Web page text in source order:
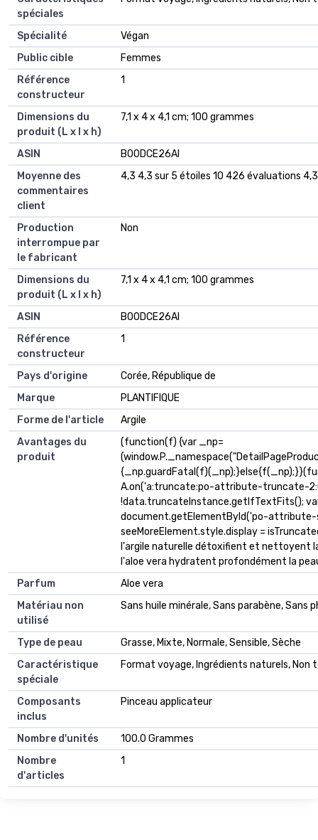
spéciales
Spécialité
‎Végan
Public cible
‎Femmes
Référence
constructeur
‎1
Dimensions du
produit (L x l x h)
‎7,1 x 4 x 4,1 cm; 100 grammes
ASIN
‎B00DCE26AI
Moyenne des
commentaires
client
4,3 4,3 sur 5 étoiles 10 426 évaluations
Production
interrompue par
le fabricant
Non
Dimensions du
produit (L x l x h)
7,1 x 4 x 4,1 cm; 100 grammes
ASIN
B00DCE26AI
Référence
constructeur
1
Pays d'origine
Corée, République de
Marque
PLANTIFIQUE
Forme de l'article
Argile
Avantages du
produit
(function(f) {var _np=
A.on('a:truncate:po-attribute-truncate-
!data.truncateInstance.getIfTextFits();
document.getElementById('po-attribute-
seeMoreElement.style.display =
l'argile naturelle détoxifient et nettoyent
l'aloe vera hydratent profondément la
Parfum
Aloe vera
Matériau non
utilisé
Sans huile minérale, Sans parabène,
Type de peau
Grasse, Mixte, Normale, Sensible, Sèche
Caractéristique
spéciale
Format voyage, Ingrédients naturels, Non
Composants
inclus
Pinceau applicateur
Nombre d'unités
100.0 Grammes
Nombre
d'articles
1